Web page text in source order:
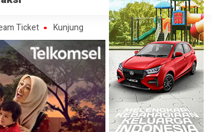
Kunjungi Warga Terdampak Longsor di Bintang,